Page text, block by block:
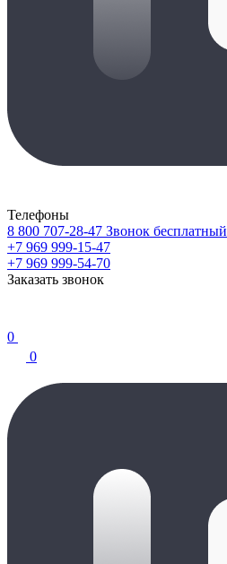
Телефоны
8 800 707-28-47 Звонок бесплатный
+7 969 999-15-47
+7 969 999-54-70
Заказать звонок
0
0